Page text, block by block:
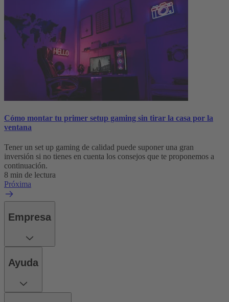
Cómo montar tu primer setup gaming sin tirar la casa por la
ventana
Tener un set up gaming de calidad puede suponer una gran
inversión si no tienes en cuenta los consejos que te proponemos a
continuación.
8 min de lectura
Próxima
Empresa
Ayuda